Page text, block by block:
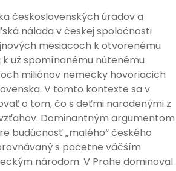
československých úradov a
nálada v českej spoločnosti
mesiacoch k otvorenému
k už spomínanému nútenému
miliónov nemecky hovoriacich
V tomto kontexte sa v
o tom, čo s deťmi narodenými z
Dominantným argumentom
budúcnosť „malého“ českého
s početne väčším
národom. V Prahe dominoval